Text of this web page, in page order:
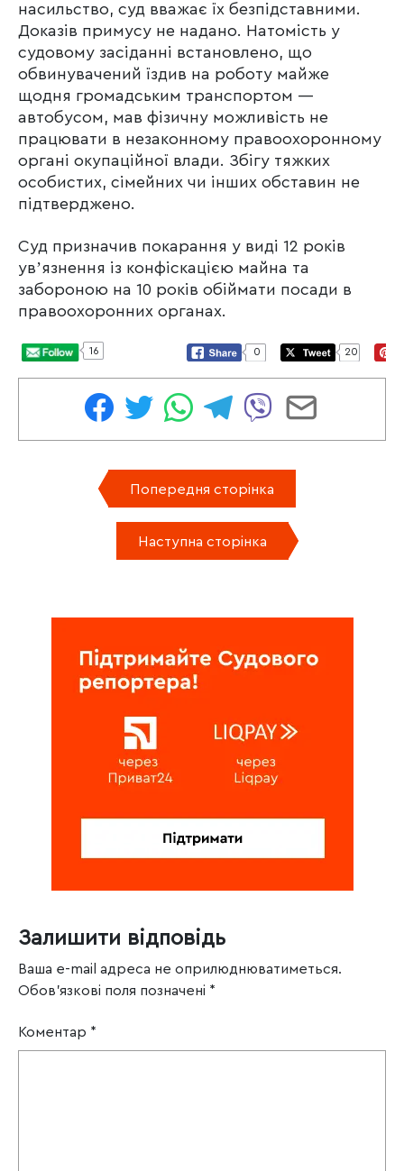
насильство, суд вважає їх безпідставними.
Доказів примусу не надано. Натомість у
судовому засіданні встановлено, що
обвинувачений їздив на роботу майже
щодня громадським транспортом —
автобусом, мав фізичну можливість не
працювати в незаконному правоохоронному
органі окупаційної влади. Збігу тяжких
особистих, сімейних чи інших обставин не
підтверджено.
Суд призначив покарання у виді 12 років
увʼязнення із конфіскацією майна та
забороною на 10 років обіймати посади в
правоохоронних органах.
16 0 20
Попередня сторінка
Наступна сторінка
Залишити відповідь
Ваша e-mail адреса не оприлюднюватиметься.
Обов’язкові поля позначені *
Коментар *